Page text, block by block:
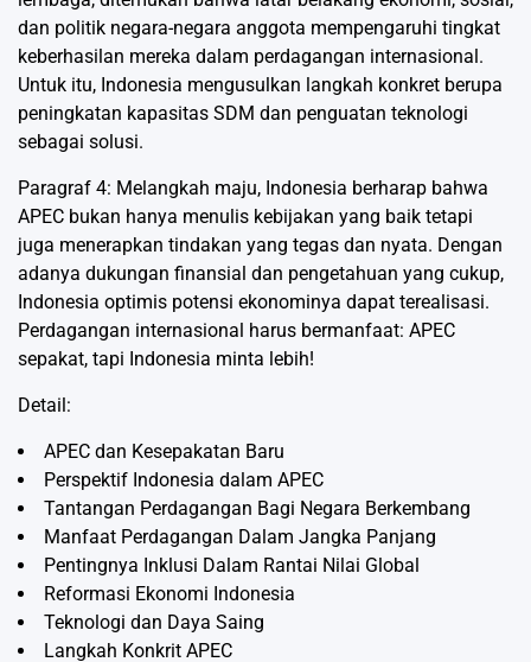
dan politik negara-negara anggota mempengaruhi tingkat
keberhasilan mereka dalam perdagangan internasional.
Untuk itu, Indonesia mengusulkan langkah konkret berupa
peningkatan kapasitas SDM dan penguatan teknologi
sebagai solusi.
Paragraf 4: Melangkah maju, Indonesia berharap bahwa
APEC bukan hanya menulis kebijakan yang baik tetapi
juga menerapkan tindakan yang tegas dan nyata. Dengan
adanya dukungan finansial dan pengetahuan yang cukup,
Indonesia optimis potensi ekonominya dapat terealisasi.
Perdagangan internasional harus bermanfaat: APEC
sepakat, tapi Indonesia minta lebih!
Detail:
APEC dan Kesepakatan Baru
Perspektif Indonesia dalam APEC
Tantangan Perdagangan Bagi Negara Berkembang
Manfaat Perdagangan Dalam Jangka Panjang
Pentingnya Inklusi Dalam Rantai Nilai Global
Reformasi Ekonomi Indonesia
Teknologi dan Daya Saing
Langkah Konkrit APEC